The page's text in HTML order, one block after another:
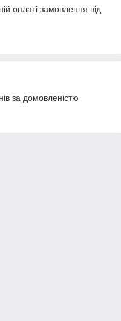
оплаті замовлення від
за домовленістю